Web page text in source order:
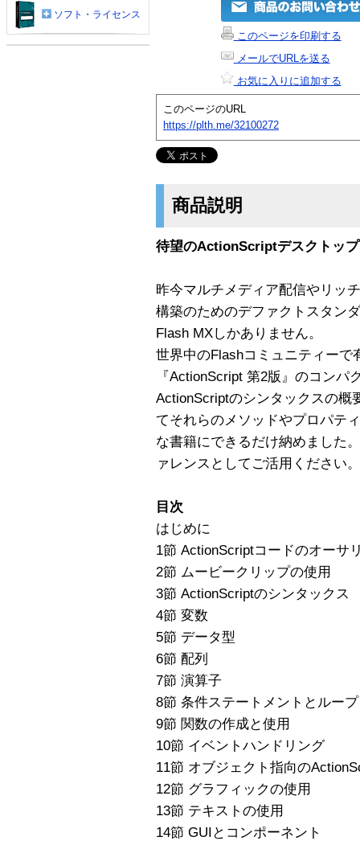
このページを印刷する
メールでURLを送る
お気に入りに追加する
このページのURL
https://plth.me/32100272
商品説明
待望のActionScriptデスクトッ
昨今マルチメディア配信やリッ
構築のためのデファクトスタン
Flash MXしかありません。
世界中のFlashコミュニティーで
『ActionScript 第2版』のコンパ
ActionScriptのシンタックスの概
てそれらのメソッドやプロパテ
な書籍にできるだけ納めました
ァレンスとしてご活用ください。
目次
はじめに
1節 ActionScriptコードのオーサ
2節 ムービークリップの使用
3節 ActionScriptのシンタックス
4節 変数
5節 データ型
6節 配列
7節 演算子
8節 条件ステートメントとループ
9節 関数の作成と使用
10節 イベントハンドリング
11節 オブジェクト指向の
12節 グラフィックの使用
13節 テキストの使用
14節 GUIとコンポーネント
ソフト・ライセンス